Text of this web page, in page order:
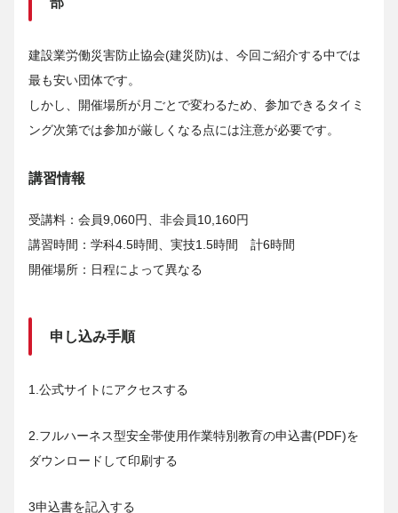
建設業労働災害防止協会(建災防)は、今回ご紹介する中では
最も安い団体です。
しかし、開催場所が月ごとで変わるため、参加できるタイミ
ング次第では参加が厳しくなる点には注意が必要です。
講習情報
受講料：会員9,060円、非会員10,160円
講習時間：学科4.5時間、実技1.5時間 計6時間
開催場所：日程によって異なる
申し込み手順
1.公式サイトにアクセスする
2.フルハーネス型安全帯使用作業特別教育の申込書(PDF)を
ダウンロードして印刷する
3申込書を記入する